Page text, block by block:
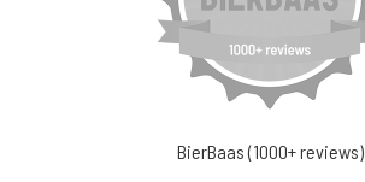
BierBaas (1000+ reviews)